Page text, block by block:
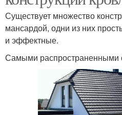
Существует множество
мансардой, одни из них
и эффектные.
Самыми распространенными